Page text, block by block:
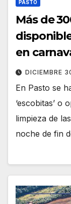
PASTO
Más de
en
DICIEMBRE
En Pasto se
‘escobitas’ o
limpieza de
noche de fin